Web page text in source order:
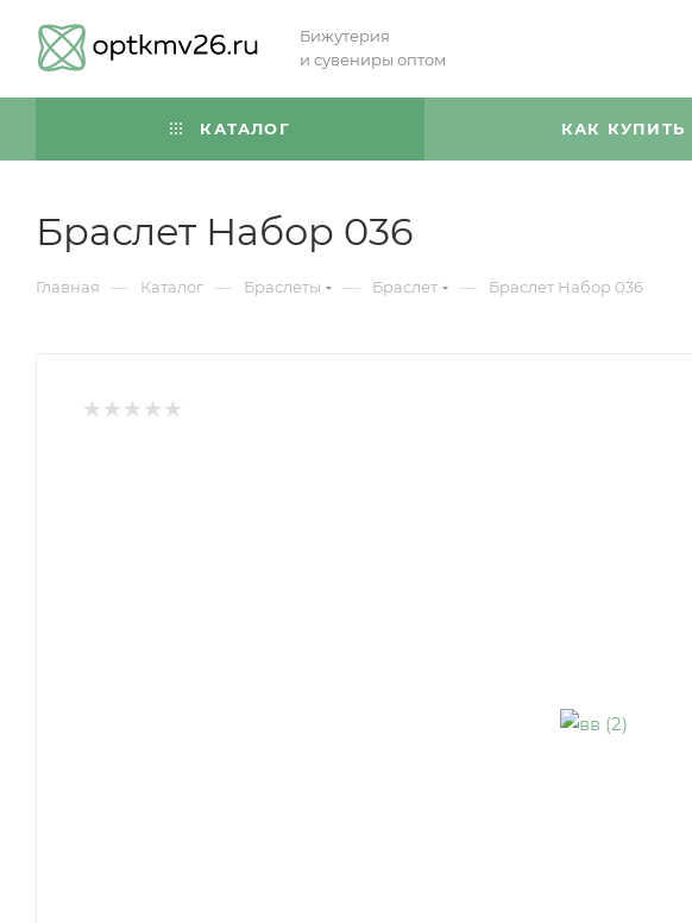
Бижутерия
и сувениры оптом
КАТАЛОГ КАК КУПИТЬ
Браслет Набор 036
Главная — Каталог — Браслеты — Браслет — Браслет Набор 036